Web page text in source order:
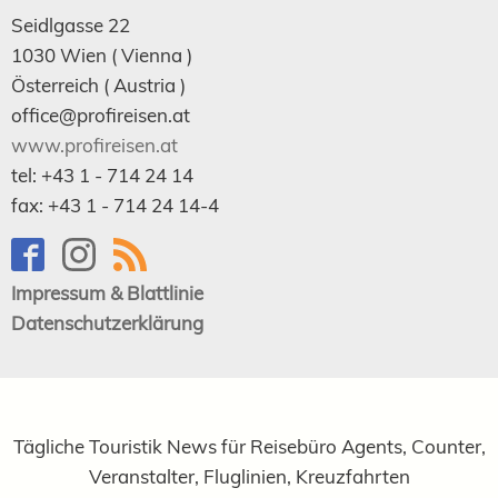
Seidlgasse 22
1030Wien ( Vienna )
Österreich ( Austria )
office@profireisen.at
www.profireisen.at
tel: +43 1 - 714 24 14
fax: +43 1 - 714 24 14-4
Impressum & Blattlinie
Datenschutzerklärung
Tägliche Touristik News für Reisebüro Agents, Counter,
Veranstalter, Fluglinien, Kreuzfahrten